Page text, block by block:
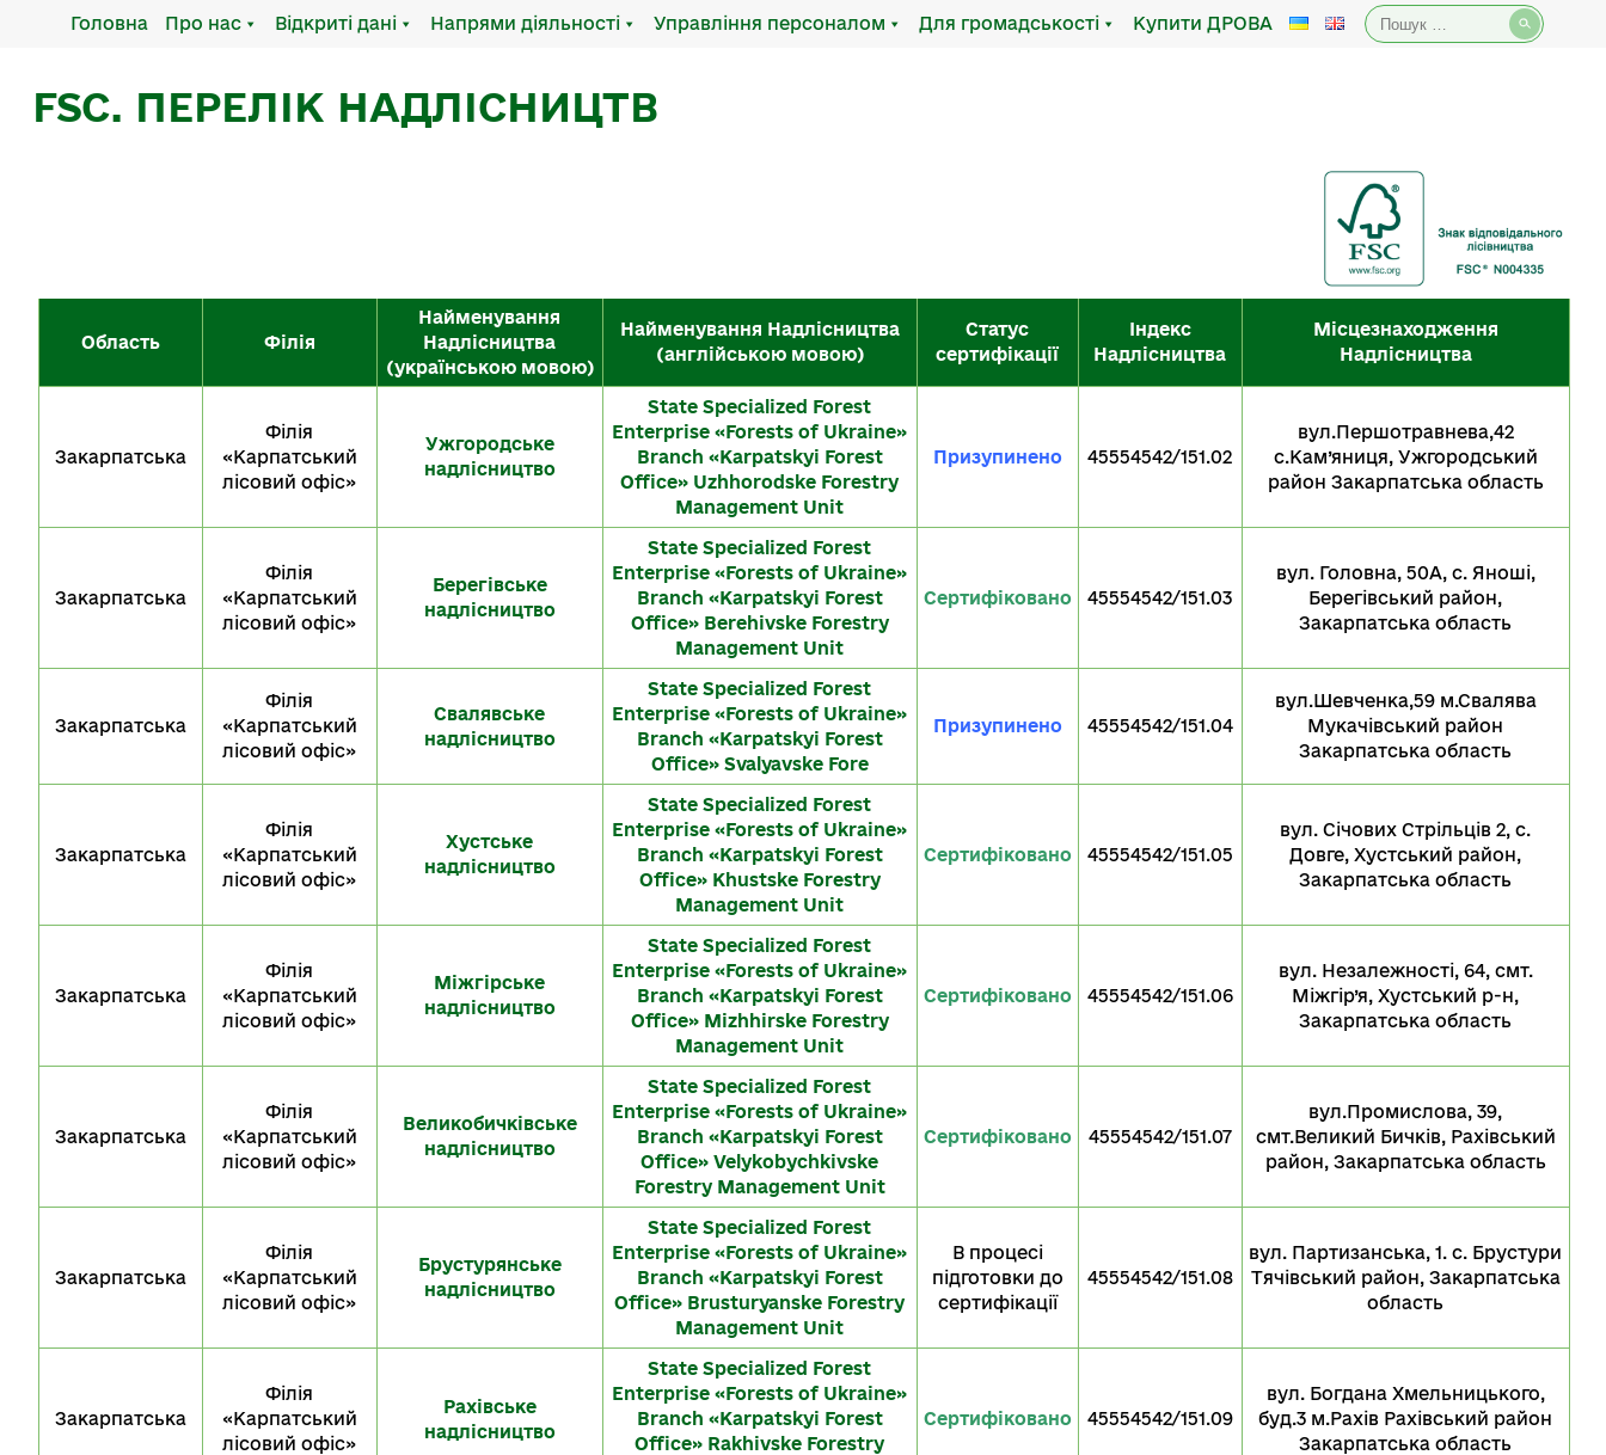
Головна Про нас Відкриті дані Напрями діяльності Управління персоналом Для громадськості Купити ДРОВА Пошук:
FSC. ПЕРЕЛІК НАДЛІСНИЦТВ
Область Філія
Найменування
Надлісництва
(українською мовою)
Найменування Надлісництва
(англійською мовою)
Статус
сертифікації
Індекс
Надлісництва
Місцезнаходження
Надлісництва
Закарпатська
Філія
«Карпатський
лісовий офіс»
Ужгородське
надлісництво
State Specialized Forest
Enterprise «Forests of Ukraine»
Branch «Karpatskyi Forest
Office» Uzhhorodske Forestry
Management Unit
Призупинено 45554542/151.02
вул.Першотравнева,42
с.Кам’яниця, Ужгородський
район Закарпатська область
Закарпатська
Філія
«Карпатський
лісовий офіс»
Берегівське
надлісництво
State Specialized Forest
Enterprise «Forests of Ukraine»
Branch «Karpatskyi Forest
Office» Berehivske Forestry
Management Unit
Сертифіковано 45554542/151.03
вул. Головна, 50А, с. Яноші,
Берегівський район,
Закарпатська область
Закарпатська
Філія
«Карпатський
лісовий офіс»
Свалявське
надлісництво
State Specialized Forest
Enterprise «Forests of Ukraine»
Branch «Karpatskyi Forest
Office» Svalyavske Fore
Призупинено 45554542/151.04
вул.Шевченка,59 м.Свалява
Мукачівський район
Закарпатська область
Закарпатська
Філія
«Карпатський
лісовий офіс»
Хустське
надлісництво
State Specialized Forest
Enterprise «Forests of Ukraine»
Branch «Karpatskyi Forest
Office» Khustske Forestry
Management Unit
Сертифіковано 45554542/151.05
вул. Січових Стрільців 2, с.
Довге, Хустський район,
Закарпатська область
Закарпатська
Філія
«Карпатський
лісовий офіс»
Міжгірське
надлісництво
State Specialized Forest
Enterprise «Forests of Ukraine»
Branch «Karpatskyi Forest
Office» Mizhhirske Forestry
Management Unit
Сертифіковано 45554542/151.06
вул. Незалежності, 64, смт.
Міжгір’я, Хустський р-н,
Закарпатська область
Закарпатська
Філія
«Карпатський
лісовий офіс»
Великобичківське
надлісництво
State Specialized Forest
Enterprise «Forests of Ukraine»
Branch «Karpatskyi Forest
Office» Velykobychkivske
Forestry Management Unit
Сертифіковано 45554542/151.07
вул.Промислова, 39,
смт.Великий Бичків, Рахівський
район, Закарпатська область
Закарпатська
Філія
«Карпатський
лісовий офіс»
Брустурянське
надлісництво
State Specialized Forest
Enterprise «Forests of Ukraine»
Branch «Karpatskyi Forest
Office» Brusturyanske Forestry
Management Unit
В процесі
підготовки до
сертифікації
45554542/151.08
вул. Партизанська, 1. с. Брустури
Тячівський район, Закарпатська
область
Закарпатська
Філія
«Карпатський
лісовий офіс»
Рахівське
надлісництво
State Specialized Forest
Enterprise «Forests of Ukraine»
Branch «Karpatskyi Forest
Office» Rakhivske Forestry
Сертифіковано 45554542/151.09
вул. Богдана Хмельницького,
буд.3 м.Рахів Рахівський район
Закарпатська область